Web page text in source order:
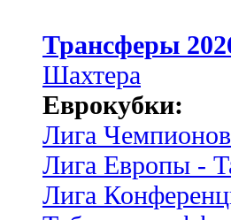
Трансферы
Шахтера
Еврокубки:
Лига
Лига Европы -
Лига